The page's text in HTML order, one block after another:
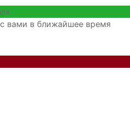
вами в ближайшее время